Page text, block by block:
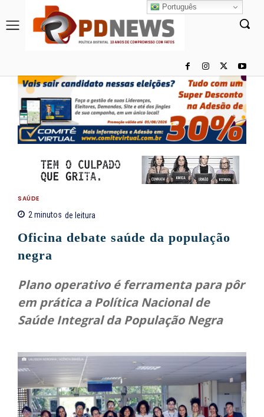
SAÚDE
2minutos de leitura
Oficina debate saúde da população
negra
Plano operativo é ferramenta para pôr
em prática a Política Nacional de
Saúde Integral da População Negra
Português